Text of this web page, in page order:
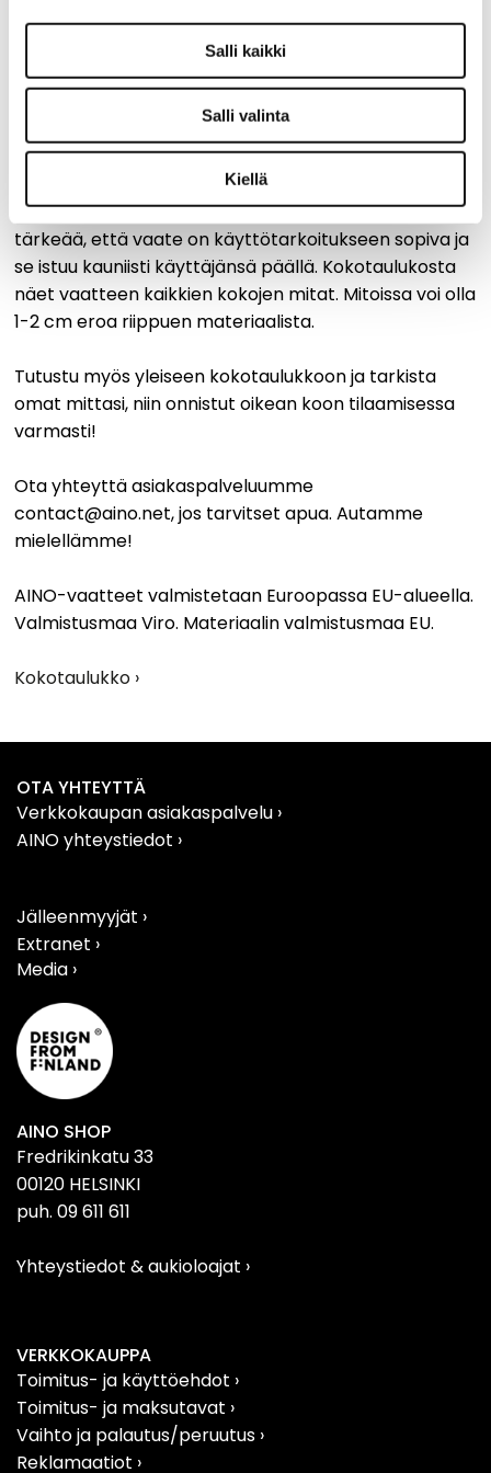
Salli kaikki
Salli valinta
Kiellä
60 63 66
Lantionympärys½ 81 84 87
91
AINO-vaatteet suunnitellaan Suomessa ja ne on
mitoitettu aikuiselle naiselle. Meille on erityisen
tärkeää, että vaate on käyttötarkoitukseen sopiva ja
se istuu kauniisti käyttäjänsä päällä. Kokotaulukosta
näet vaatteen kaikkien kokojen mitat. Mitoissa voi olla
1-2 cm eroa riippuen materiaalista.
Tutustu myös yleiseen kokotaulukkoon ja tarkista
omat mittasi, niin onnistut oikean koon tilaamisessa
varmasti!
Ota yhteyttä asiakaspalveluumme
contact@aino.net, jos tarvitset apua. Autamme
mielellämme!
AINO-vaatteet valmistetaan Euroopassa EU-alueella.
Valmistusmaa Viro. Materiaalin valmistusmaa EU.
Kokotaulukko ›
OTA YHTEYTTÄ
Verkkokaupan asiakaspalvelu ›
AINO yhteystiedot ›
Jälleenmyyjät ›
Extranet ›
Media ›
AINO SHOP
Fredrikinkatu 33
00120 HELSINKI
puh. 09 611 611
Yhteystiedot & aukioloajat ›
VERKKOKAUPPA
Toimitus- ja käyttöehdot ›
Toimitus- ja maksutavat ›
Vaihto ja palautus/peruutus ›
Reklamaatiot ›